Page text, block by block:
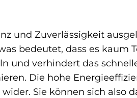
und Zuverlässigkeit
bedeutet, dass es kaum
und verhindert das
Die hohe
Sie können sich also